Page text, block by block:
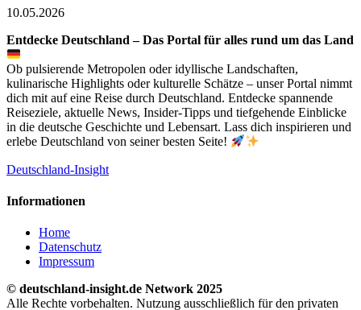
10.05.2026
Entdecke Deutschland – Das Portal für alles rund um das Land
Ob pulsierende Metropolen oder idyllische Landschaften,
kulinarische Highlights oder kulturelle Schätze – unser Portal nimmt
dich mit auf eine Reise durch Deutschland. Entdecke spannende
Reiseziele, aktuelle News, Insider-Tipps und tiefgehende Einblicke
in die deutsche Geschichte und Lebensart. Lass dich inspirieren und
erlebe Deutschland von seiner besten Seite!
Deutschland-Insight
Informationen
Home
Datenschutz
Impressum
© deutschland-insight.de Network 2025
Alle Rechte vorbehalten. Nutzung ausschließlich für den privaten